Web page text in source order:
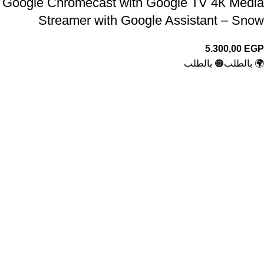
Streamer with Google Assistant – Snow
5.300,00 EGP
🌍 بالطلب🟠 بالطلب